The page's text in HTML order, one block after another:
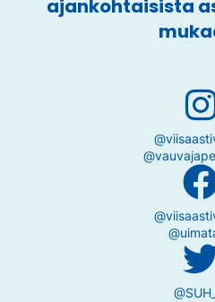
ajankohtaisista